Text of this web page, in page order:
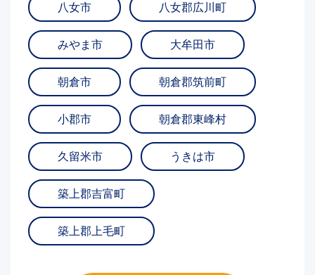
八女市 八女郡広川町
みやま市 大牟田市
朝倉市 朝倉郡筑前町
小郡市 朝倉郡東峰村
久留米市 うきは市
築上郡吉富町
築上郡上毛町